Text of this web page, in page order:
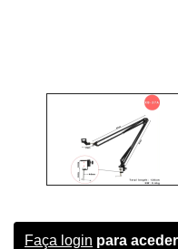
Faça login para